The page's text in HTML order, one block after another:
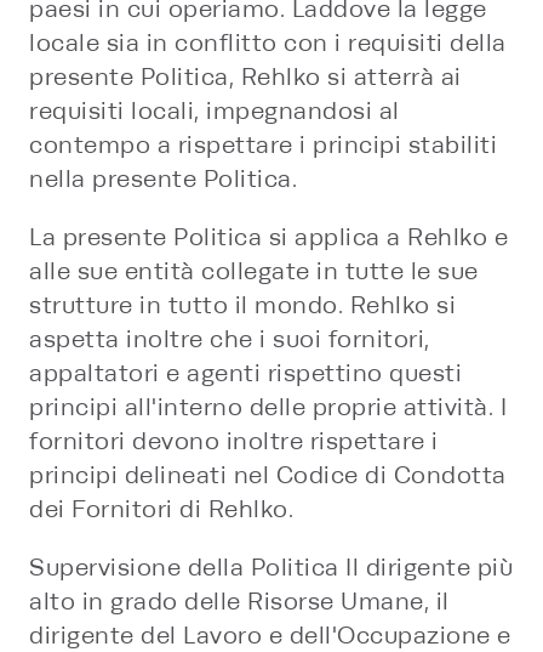
paesi in cui operiamo. Laddove la legge
locale sia in conflitto con i requisiti della
presente Politica, Rehlko si atterrà ai
requisiti locali, impegnandosi al
contempo a rispettare i principi stabiliti
nella presente Politica.
La presente Politica si applica a Rehlko e
alle sue entità collegate in tutte le sue
strutture in tutto il mondo. Rehlko si
aspetta inoltre che i suoi fornitori,
appaltatori e agenti rispettino questi
principi all'interno delle proprie attività. I ​​
fornitori devono inoltre rispettare i
principi delineati nel Codice di Condotta
dei Fornitori di Rehlko.
Supervisione della Politica Il dirigente più
alto in grado delle Risorse Umane, il
dirigente del Lavoro e dell'Occupazione e